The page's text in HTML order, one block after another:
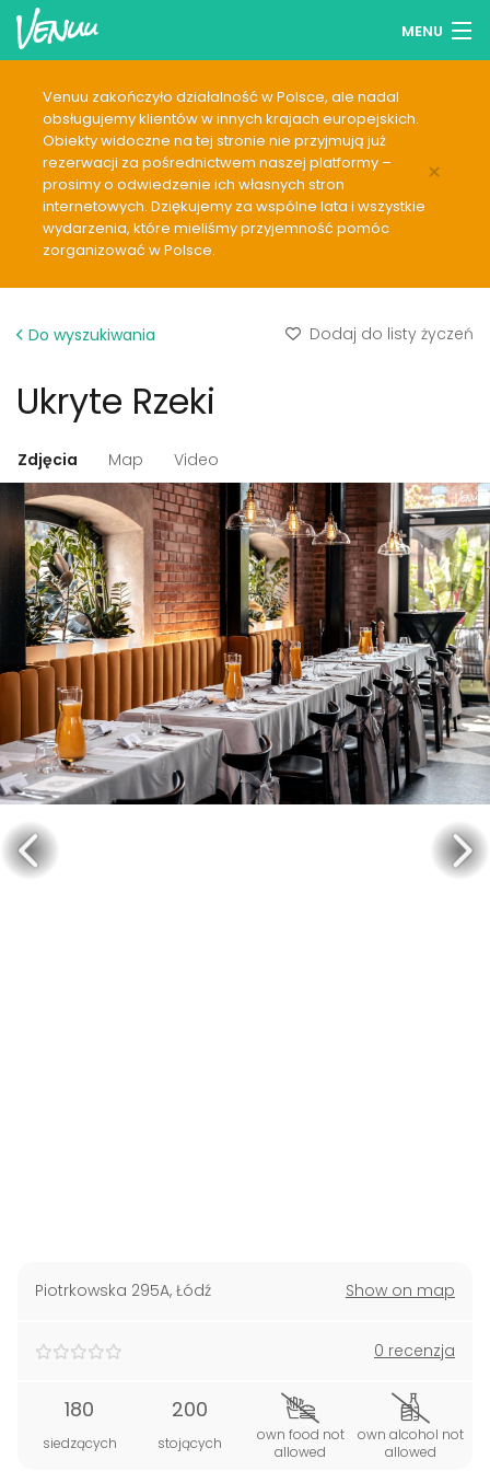
MENU
Lista życzeń
Zaloguj się
Polski
Dodaj swój lokal
Venuu zakończyło działalność w Polsce, ale nadal
obsługujemy klientów w innych krajach europejskich.
Obiekty widoczne na tej stronie nie przyjmują już
rezerwacji za pośrednictwem naszej platformy –
prosimy o odwiedzenie ich własnych stron
internetowych. Dziękujemy za wspólne lata i wszystkie
wydarzenia, które mieliśmy przyjemność pomóc
zorganizować w Polsce.
×
Do wyszukiwania Dodaj do listy życzeń
Ukryte Rzeki
Zdjęcia Map Video
Piotrkowska 295A, Łódź Show on map
0 recenzja
180
siedzących
200
stojących
own food not
allowed
own alcohol not
allowed